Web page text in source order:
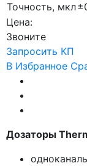
Точность, мкл
Цена:
Звоните
Запросить КП
В Избранное
Дозаторы